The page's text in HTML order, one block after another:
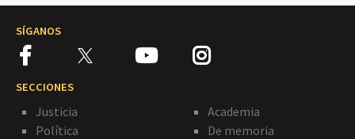
SÍGANOS
SECCIONES
Justicia
Política
Academia
De memoria